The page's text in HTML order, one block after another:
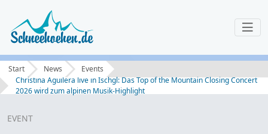
Start News
Events
Christina Aguilera live in Ischgl: Das Top of the Mountain Closing Concert
2026 wird zum alpinen Musik-Highlight
EVENT